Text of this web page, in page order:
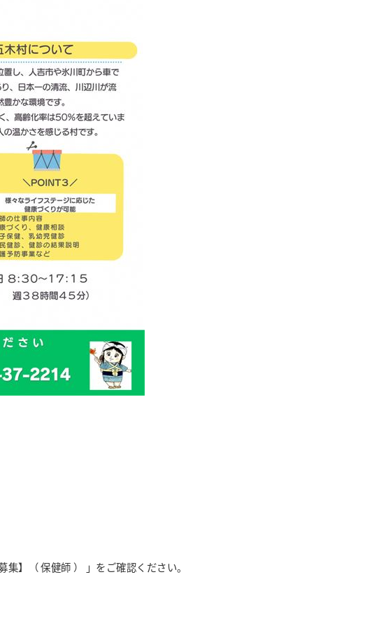
】（ 保健師 ） 」をご確認ください。